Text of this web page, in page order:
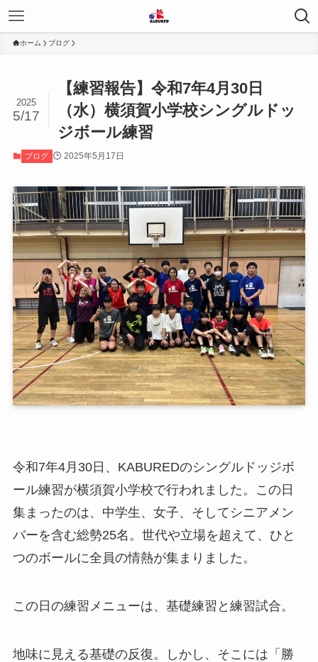
ホーム ブログ
【練習報告】令和7年4月30日
（水）横須賀小学校シングルドッ
ジボール練習
2025
5/17
ブログ 2025年5月17日
令和7年4月30日、KABUREDのシングルドッジボ
ール練習が横須賀小学校で行われました。この日
集まったのは、中学生、女子、そしてシニアメン
バーを含む総勢25名。世代や立場を超えて、ひと
つのボールに全員の情熱が集まりました。
この日の練習メニューは、基礎練習と練習試合。
地味に見える基礎の反復。しかし、そこには「勝